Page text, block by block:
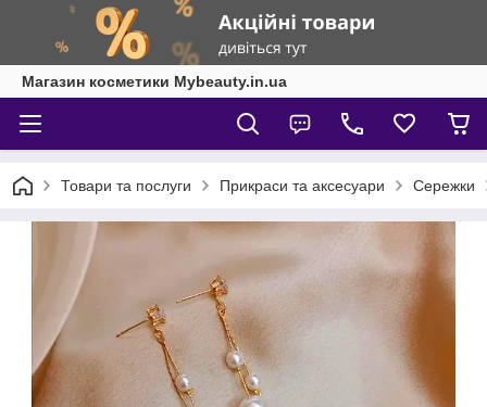
Магазин косметики Mybeauty.in.ua
Товари та послуги Прикраси та аксесуари Сережки